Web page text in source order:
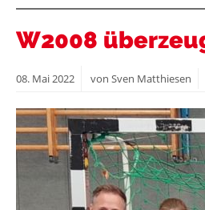
W2008
08. Mai2022 von Sven Matthiesen